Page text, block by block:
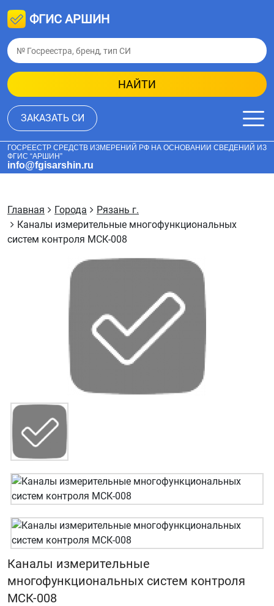
ФГИС АРШИН
НАЙТИ
ЗАКАЗАТЬ СИ
ГОСРЕЕСТР СРЕДСТВ ИЗМЕРЕНИЙ РФ НА ОСНОВАНИИ СВЕДЕНИЙ ИЗ
ФГИС “АРШИН”
info@fgisarshin.ru
Главная Города
Рязань г.
Каналы измерительные многофункциональных
систем контроля МСК-008
Каналы измерительные
многофункциональных систем контроля
МСК-008